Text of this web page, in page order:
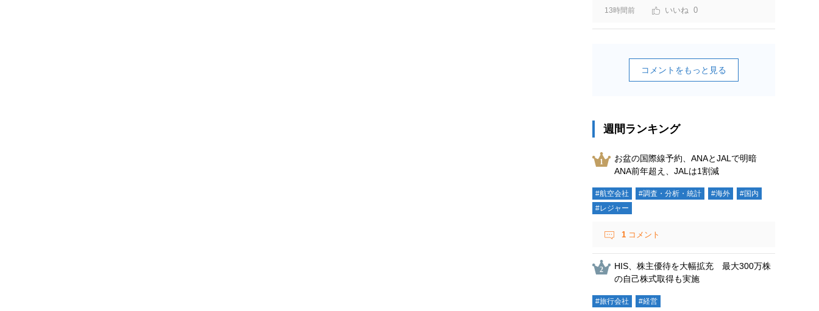
れるんじゃないか」と勝手に穴掘ったりしそうな国
の人は来ないでほしいですね。
13時間前 0
コメントをもっと見る
週間ランキング
お盆の国際線予約、ANAとJALで明暗
ANA前年超え、JALは1割減
#航空会社 #調査・分析・統計 #海外
#国内
#レジャー
1 コメント
HIS、株主優待を大幅拡充 最大300万株
の自己株式取得も実施
#旅行会社 #経営